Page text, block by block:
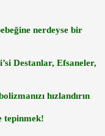
nerdeyse bir
Destanlar, Efsaneler,
hızlandırın
tepinmek!